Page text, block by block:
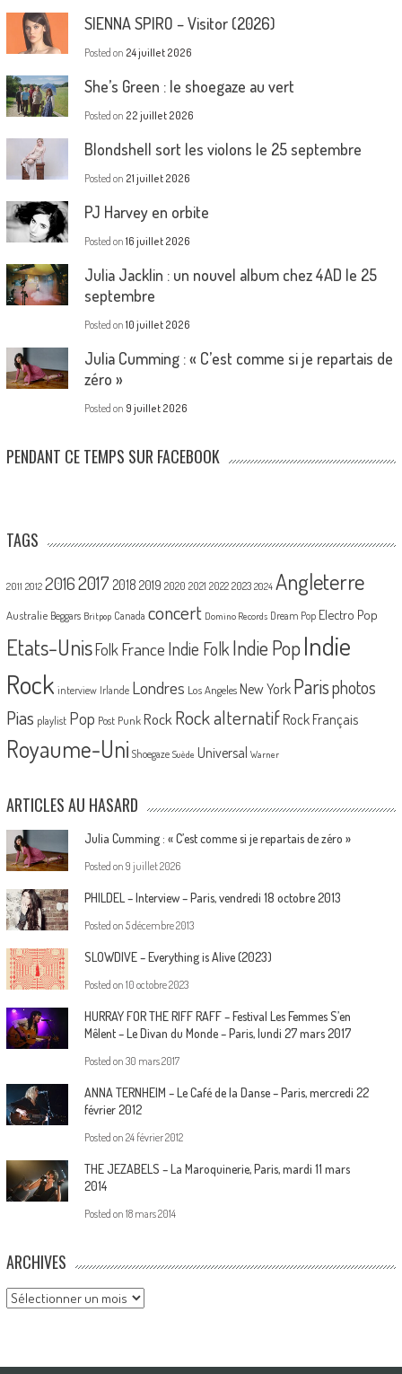
SIENNA SPIRO – Visitor (2026)
Posted on 24 juillet 2026
She’s Green : le shoegaze au vert
Posted on 22 juillet 2026
Blondshell sort les violons le 25 septembre
Posted on 21 juillet 2026
PJ Harvey en orbite
Posted on 16 juillet 2026
Julia Jacklin : un nouvel album chez 4AD le 25
septembre
Posted on 10 juillet 2026
Julia Cumming : « C’est comme si je repartais de
zéro »
Posted on 9 juillet 2026
PENDANT CE TEMPS SUR FACEBOOK
TAGS
2011 2012 20162017 2018 2019 2020 2021 2022 2023 2024 Angleterre
Australie Beggars Britpop Canada concert Domino Records Dream Pop Electro Pop
Etats-UnisFolk France Indie FolkIndie PopIndie
Rock interview Irlande Londres Los Angeles New York Parisphotos
Pias playlist Pop Post Punk Rock Rock alternatif Rock Français
Royaume-Uni Shoegaze Suède Universal Warner
ARTICLES AU HASARD
Julia Cumming : « C’est comme si je repartais de zéro »
Posted on 9 juillet 2026
PHILDEL – Interview – Paris, vendredi 18 octobre 2013
Posted on 5 décembre 2013
SLOWDIVE – Everything is Alive (2023)
Posted on 10 octobre 2023
HURRAY FOR THE RIFF RAFF – Festival Les Femmes S’en
Mêlent – Le Divan du Monde – Paris, lundi 27 mars 2017
Posted on 30 mars 2017
ANNA TERNHEIM – Le Café de la Danse – Paris, mercredi 22
février 2012
Posted on 24 février 2012
THE JEZABELS – La Maroquinerie, Paris, mardi 11 mars
2014
Posted on 18 mars 2014
ARCHIVES
Archives